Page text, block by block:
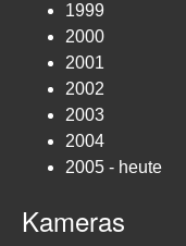
1999
2000
2001
2002
2003
2004
2005 - heute
Kameras